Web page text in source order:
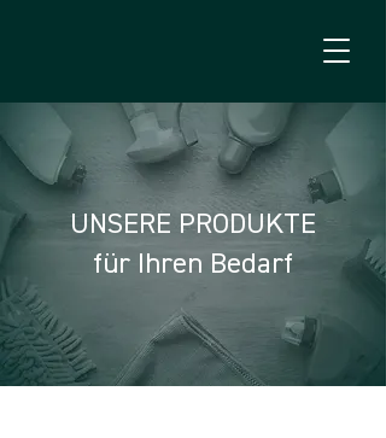
UNSERE PRODUKTE
für Ihren Bedarf